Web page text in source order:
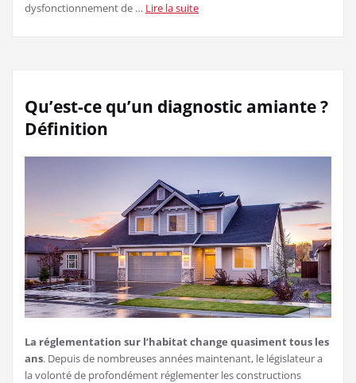
dysfonctionnement de … Lire la suite
Qu’est-ce qu’un diagnostic amiante ?
Définition
La réglementation sur l’habitat change quasiment tous les
ans. Depuis de nombreuses années maintenant, le législateur a
la volonté de profondément réglementer les constructions